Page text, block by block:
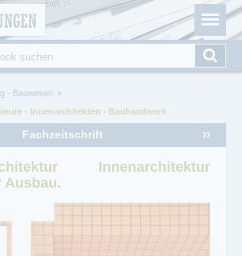
- Das unabhängige Portal für
& eBooks
- Bauwesen
- Innenarchitekten - Bauhandwerk
Fachzeitschrift ››
Innenarchitektur
Ausbau.